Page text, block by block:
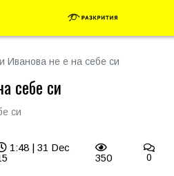
Иванова не е на себе си
себе си
1:48 | 31 Dec
350 0